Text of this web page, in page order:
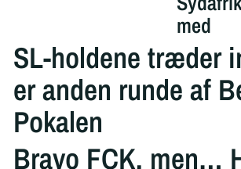
med
SL-holdene træder
er anden runde af
Pokalen
Bravo FCK, men…